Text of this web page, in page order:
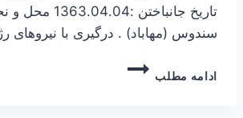
تاریخ جانباختن
سندوس (مهاباد) . درگیری با نیروهای
ادامه مطلب
محمد
تمجیدی